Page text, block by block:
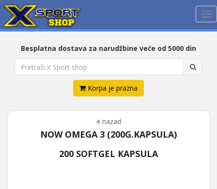
Besplatna dostava za narudžbine veće od 5000 din
Korpa je prazna
nazad
NOW OMEGA 3 (200G.KAPSULA)
200 SOFTGEL KAPSULA